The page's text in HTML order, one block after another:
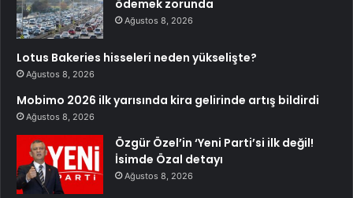
ödemek zorunda
Ağustos 8, 2026
Lotus Bakeries hisseleri neden yükselişte?
Ağustos 8, 2026
Mobimo 2026 ilk yarısında kira gelirinde artış bildirdi
Ağustos 8, 2026
Özgür Özel’in ‘Yeni Parti’si ilk değil!
İsimde Özal detayı
Ağustos 8, 2026